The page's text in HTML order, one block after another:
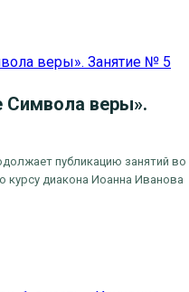
Символа веры».
публикацию занятий во
курсу диакона Иоанна Иванова